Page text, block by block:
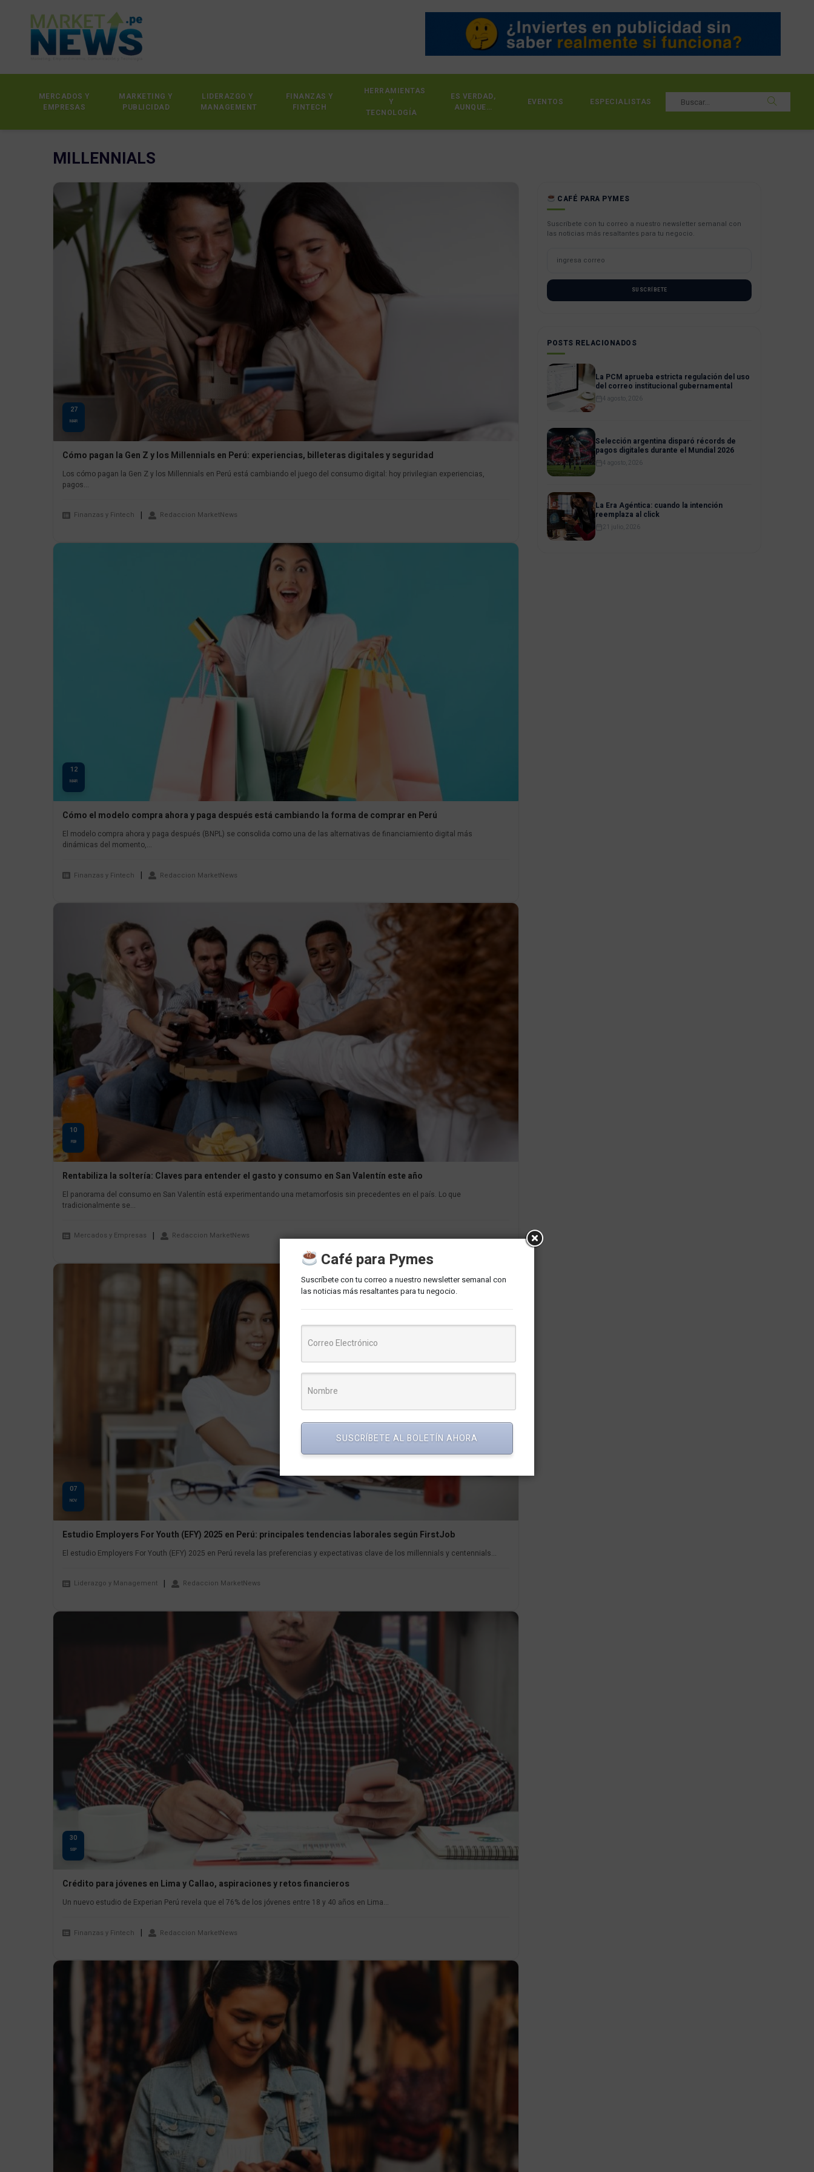
MERCADOS Y
EMPRESAS
MARKETING Y
PUBLICIDAD
LIDERAZGO Y
MANAGEMENT
FINANZAS Y
FINTECH
HERRAMIENTAS
Y
TECNOLOGÍA
ES VERDAD,
AUNQUE…
EVENTOS ESPECIALISTAS
MILLENNIALS
27
MAR
Cómo pagan la Gen Z y los Millennials en Perú: experiencias, billeteras digitales y seguridad
Los cómo pagan la Gen Z y los Millennials en Perú está cambiando el juego del consumo digital: hoy privilegian experiencias,
pagos...
Finanzas y Fintech Redaccion MarketNews
12
MAR
Cómo el modelo compra ahora y paga después está cambiando la forma de comprar en Perú
El modelo compra ahora y paga después (BNPL) se consolida como una de las alternativas de financiamiento digital más
dinámicas del momento,...
Finanzas y Fintech Redaccion MarketNews
10
FEB
Rentabiliza la soltería: Claves para entender el gasto y consumo en San Valentín este año
El panorama del consumo en San Valentín está experimentando una metamorfosis sin precedentes en el país. Lo que
tradicionalmente se...
Mercados y Empresas Redaccion MarketNews
07
NOV
Estudio Employers For Youth (EFY) 2025 en Perú: principales tendencias laborales según FirstJob
El estudio Employers For Youth (EFY) 2025 en Perú revela las preferencias y expectativas clave de los millennials y centennials...
Liderazgo y Management Redaccion MarketNews
30
SEP
Crédito para jóvenes en Lima y Callao, aspiraciones y retos financieros
Un nuevo estudio de Experian Perú revela que el 76% de los jóvenes entre 18 y 40 años en Lima...
Finanzas y Fintech Redaccion MarketNews
CAFÉ PARA PYMES
Suscríbete con tu correo a nuestro newsletter semanal con
las noticias más resaltantes para tu negocio.
SUSCRÍBETE
POSTS RELACIONADOS
La PCM aprueba estricta regulación del uso
del correo institucional gubernamental
4 agosto, 2026
Selección argentina disparó récords de
pagos digitales durante el Mundial 2026
4 agosto, 2026
La Era Agéntica: cuando la intención
reemplaza al click
21 julio, 2026
Café para Pymes
Suscríbete con tu correo a nuestro newsletter semanal con
las noticias más resaltantes para tu negocio.
SUSCRÍBETE AL BOLETÍN AHORA